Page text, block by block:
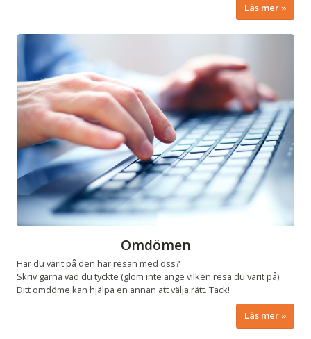
Läs mer
Omdömen
Har du varit på den här resan med oss?
Skriv gärna vad du tyckte (glöm inte ange vilken resa du varit på).
Ditt omdöme kan hjälpa en annan att välja rätt. Tack!
Läs mer